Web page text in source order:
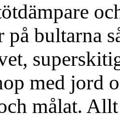
på bultarna
med jord
målat.